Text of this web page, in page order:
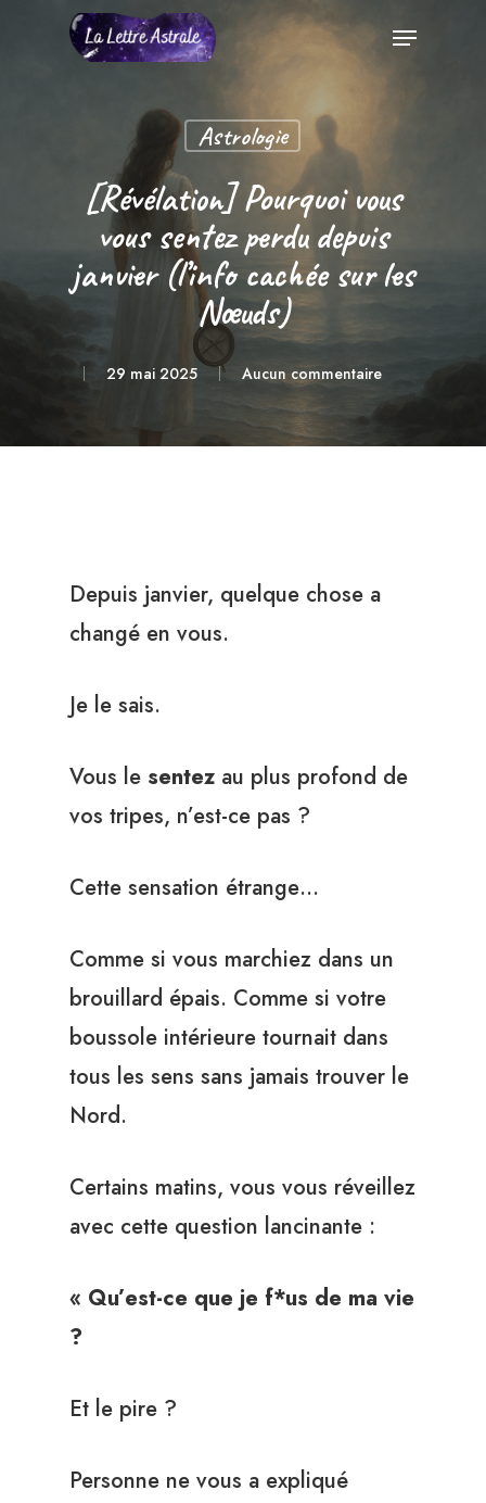
Menu
Astrologie
[Révélation] Pourquoi vous
vous sentez perdu depuis
janvier (l’info cachée sur les
Nœuds)
29 mai 2025 Aucun commentaire
Depuis janvier, quelque chose a
changé en vous.
Je le sais.
Vous le sentez au plus profond de
vos tripes, n’est-ce pas ?
Cette sensation étrange…
Comme si vous marchiez dans un
brouillard épais. Comme si votre
boussole intérieure tournait dans
tous les sens sans jamais trouver le
Nord.
Certains matins, vous vous réveillez
avec cette question lancinante :
« Qu’est-ce que je f*us de ma vie
?
Et le pire ?
Personne ne vous a expliqué